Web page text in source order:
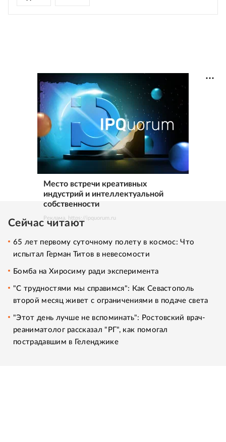
Место встречи креативных
индустрий и интеллектуальной
собственности
Реклама. https://ipquorum.ru
Сейчас читают
65 лет первому суточному полету в космос: Что
испытал Герман Титов в невесомости
Бомба на Хиросиму ради эксперимента
"С трудностями мы справимся": Как Севастополь
второй месяц живет с ограничениями в подаче света
"Этот день лучше не вспоминать": Ростовский врач-
реаниматолог рассказал "РГ", как помогал
пострадавшим в Геленджике